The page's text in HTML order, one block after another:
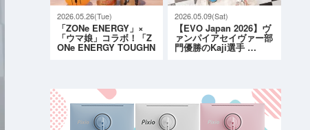
2026.05.26(Tue)
「ZONe ENERGY」×
「ウマ娘」コラボ！「Z
ONe ENERGY TOUGHN
2026.05.09(Sat)
【EVO Japan 2026】ヴ
ァンパイアセイヴァー部
門優勝のKaji選手 …